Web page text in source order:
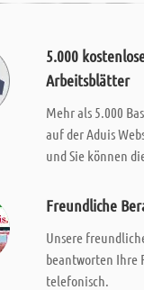
5.000
Arbeitsblätter
Mehr als 5.000
auf der Aduis
und Sie können
Freundliche
Unsere
beantworten Ihre
telefonisch.